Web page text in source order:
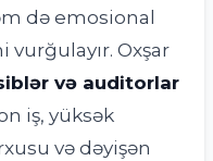
də emosional
vurğulayır. Oxşar
və auditorlar
iş, yüksək
və dəyişən